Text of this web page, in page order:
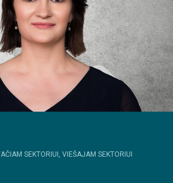
SEKTORIUI, VIEŠAJAM SEKTORIUI